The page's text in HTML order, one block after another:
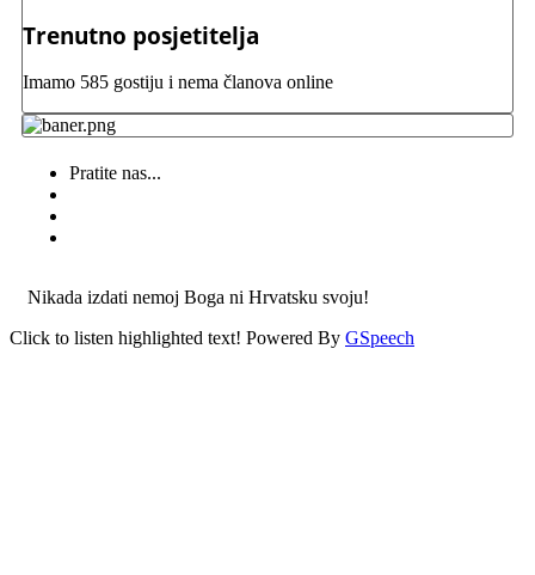
Trenutno posjetitelja
Imamo 585 gostiju i nema članova online
Pratite nas...
Nikada izdati nemoj Boga ni Hrvatsku svoju!
Click to listen highlighted text! Powered By GSpeech